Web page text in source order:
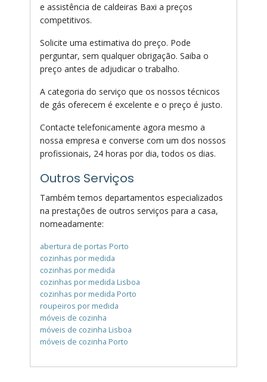
e assistência de caldeiras Baxi a preços
competitivos.
Solicite uma estimativa do preço. Pode
perguntar, sem qualquer obrigação. Saiba o
preço antes de adjudicar o trabalho.
A categoria do serviço que os nossos técnicos
de gás oferecem é excelente e o preço é justo.
Contacte telefonicamente agora mesmo a
nossa empresa e converse com um dos nossos
profissionais, 24 horas por dia, todos os dias.
Outros Serviços
Também temos departamentos especializados
na prestações de outros serviços para a casa,
nomeadamente:
abertura de portas Porto
cozinhas por medida
cozinhas por medida
cozinhas por medida Lisboa
cozinhas por medida Porto
roupeiros por medida
móveis de cozinha
móveis de cozinha Lisboa
móveis de cozinha Porto